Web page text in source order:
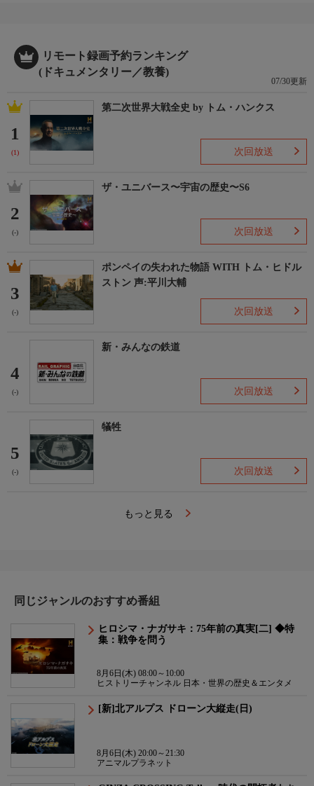
リモート録画予約ランキング
(ドキュメンタリー／教養)
07/30更新
1
(1)
第二次世界大戦全史 by トム・ハンクス
次回放送
2
(-)
ザ・ユニバース〜宇宙の歴史〜S6
次回放送
3
(-)
ポンペイの失われた物語 WITH トム・ヒドル
ストン 声:平川大輔
次回放送
4
(-)
新・みんなの鉄道
次回放送
5
(-)
犠牲
次回放送
もっと見る
同じジャンルのおすすめ番組
ヒロシマ・ナガサキ：75年前の真実[二] ◆特
集：戦争を問う
8月6日(木) 08:00～10:00
ヒストリーチャンネル 日本・世界の歴史＆エンタメ
[新]北アルプス ドローン大縦走(日)
8月6日(木) 20:00～21:30
アニマルプラネット